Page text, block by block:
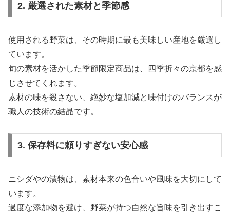
2. 厳選された素材と季節感
使用される野菜は、その時期に最も美味しい産地を厳選し
ています。
旬の素材を活かした季節限定商品は、四季折々の京都を感
じさせてくれます。
素材の味を殺さない、絶妙な塩加減と味付けのバランスが
職人の技術の結晶です。
3. 保存料に頼りすぎない安心感
ニシダやの漬物は、素材本来の色合いや風味を大切にして
います。
過度な添加物を避け、野菜が持つ自然な旨味を引き出すこ